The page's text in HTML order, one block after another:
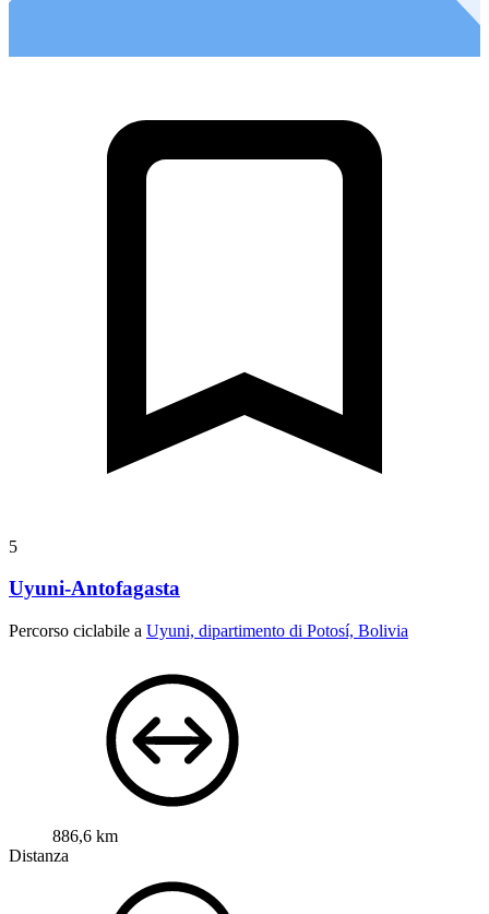
5
Uyuni-Antofagasta
Percorso ciclabile a Uyuni, dipartimento di Potosí, Bolivia
886,6 km
Distanza